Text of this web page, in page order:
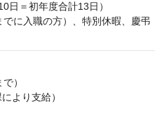
日＝初年度合計13日）
に入職の方）、特別休暇、慶弔
）
より支給）